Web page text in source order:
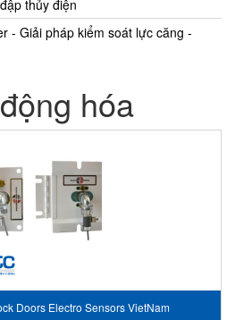
thủy điện
- Giải pháp kiểm soát lực căng -
hóa
Doors Electro Sensors VietNam